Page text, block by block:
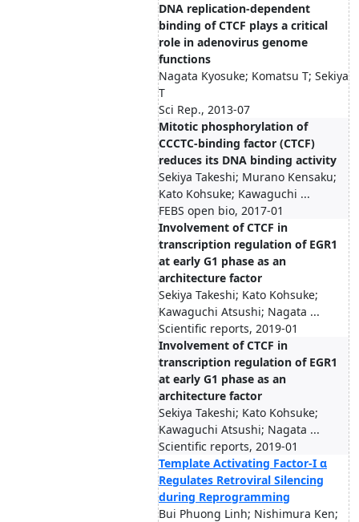
DNA replication-dependent
binding of CTCF plays a critical
role in adenovirus genome
functions
Nagata Kyosuke; Komatsu T; Sekiya
T
Sci Rep., 2013-07
Mitotic phosphorylation of
CCCTC-binding factor (CTCF)
reduces its DNA binding activity
Sekiya Takeshi; Murano Kensaku;
Kato Kohsuke; Kawaguchi ...
FEBS open bio, 2017-01
Involvement of CTCF in
transcription regulation of EGR1
at early G1 phase as an
architecture factor
Sekiya Takeshi; Kato Kohsuke;
Kawaguchi Atsushi; Nagata ...
Scientific reports, 2019-01
Involvement of CTCF in
transcription regulation of EGR1
at early G1 phase as an
architecture factor
Sekiya Takeshi; Kato Kohsuke;
Kawaguchi Atsushi; Nagata ...
Scientific reports, 2019-01
Template Activating Factor-I α
Regulates Retroviral Silencing
during Reprogramming
Bui Phuong Linh; Nishimura Ken;